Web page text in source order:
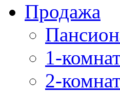
Продажа
1-
2-